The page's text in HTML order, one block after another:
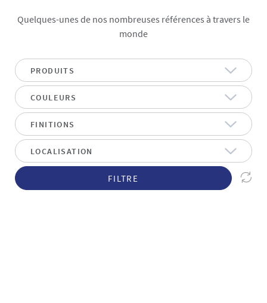
Quelques-unes de nos nombreuses références à travers le
monde
FILTRE